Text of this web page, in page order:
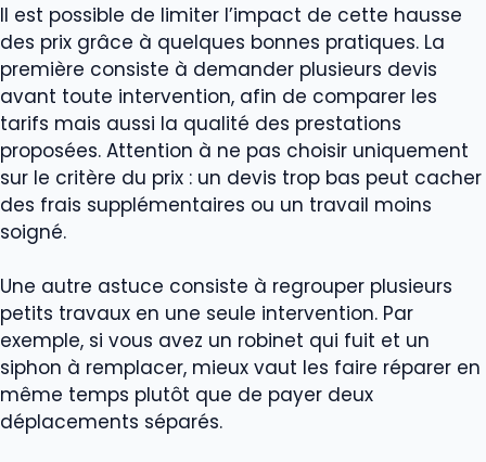
Il est possible de limiter l’impact de cette hausse
des prix grâce à quelques bonnes pratiques. La
première consiste à demander plusieurs devis
avant toute intervention, afin de comparer les
tarifs mais aussi la qualité des prestations
proposées. Attention à ne pas choisir uniquement
sur le critère du prix : un devis trop bas peut cacher
des frais supplémentaires ou un travail moins
soigné.
Une autre astuce consiste à regrouper plusieurs
petits travaux en une seule intervention. Par
exemple, si vous avez un robinet qui fuit et un
siphon à remplacer, mieux vaut les faire réparer en
même temps plutôt que de payer deux
déplacements séparés.